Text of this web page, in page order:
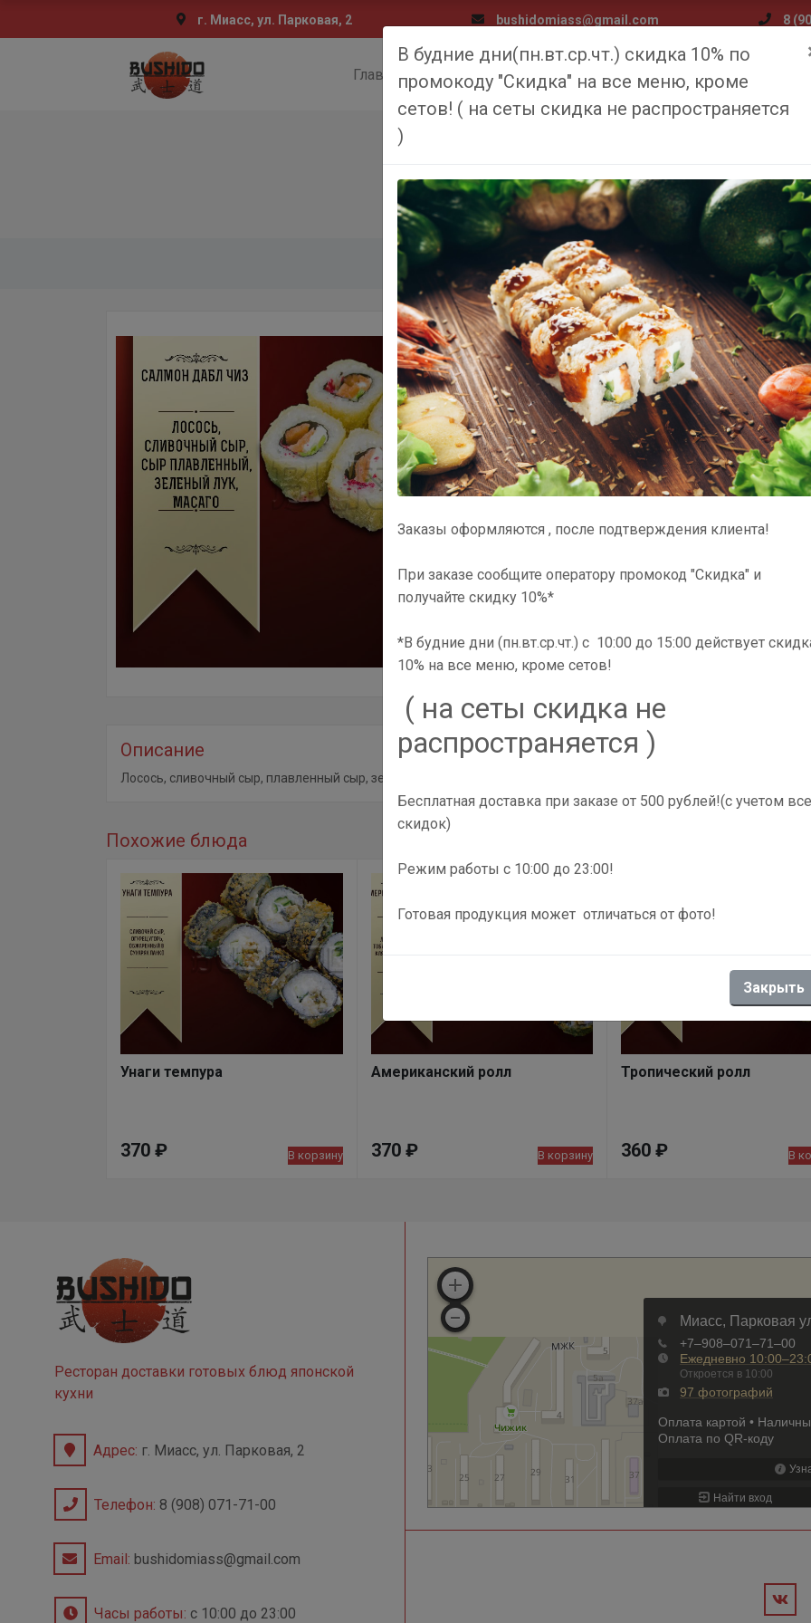
г. Миасс, ул. Парковая, 2 bushidomiass@gmail.com 8
Главная Меню Доставка и оплата Медиа О
САЛМОН ДАБЛ ЧИЗ
Главная Меню Салмон дабл чиз
340₽
Описание
Лосось, сливочный сыр, плавленный сыр, зеленый лук, масаго
Похожие блюда
Унаги темпура
370 ₽ В корзину
Американский ролл
370 ₽ В корзину
Тропический ролл
360 ₽ В
Ресторан доставки готовых блюд японской
кухни
Адрес: г. Миасс, ул. Парковая, 2
Телефон: 8 (908) 071-71-00
Email: bushidomiass@gmail.com
Часы работы: с 10:00 до 23:00
В будние дни(пн.вт.ср.чт.) скидка 10% по
промокоду "Скидка" на все меню, кроме
сетов! ( на сеты скидка не распространяется
)
Заказы оформляются , после подтверждения клиента!
При заказе сообщите оператору промокод "Скидка" и
получайте скидку 10%*
*В будние дни (пн.вт.ср.чт.) с 10:00 до 15:00 действует
10% на все меню, кроме сетов!
( на сеты скидка не
распространяется )
Бесплатная доставка при заказе от 500 рублей!(с учетом
скидок)
Режим работы с 10:00 до 23:00!
Готовая продукция может отличаться от фото!
Закрыть